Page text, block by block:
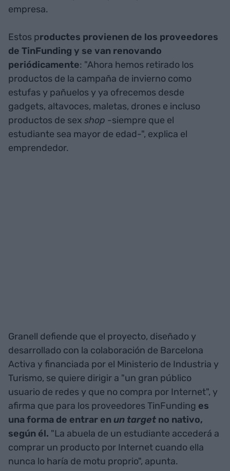
empresa.
Estos productes provienen de los proveedores
de TinFunding y se van renovando
periódicamente: "Ahora hemos retirado los
productos de la campaña de invierno como
estufas y pañuelos y ya ofrecemos desde
gadgets, altavoces, maletas, drones e incluso
productos de sex shop -siempre que el
estudiante sea mayor de edad-", explica el
emprendedor.
Granell defiende que el proyecto, diseñado y
desarrollado con la colaboración de Barcelona
Activa y financiada por el Ministerio de Industria y
Turismo, se quiere dirigir a "un gran público
usuario de redes y que no compra por Internet", y
afirma que para los proveedores TinFunding es
una forma de entrar en un target no nativo,
según él. "La abuela de un estudiante accederá a
comprar un producto por Internet cuando ella
nunca lo haría de motu proprio", apunta.